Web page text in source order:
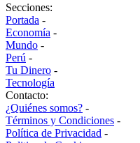
Secciones:
Portada -
Economía -
Mundo -
Perú -
Tu Dinero -
Tecnología
Contacto:
¿Quiénes somos? -
Términos y Condiciones -
Política de Privacidad -